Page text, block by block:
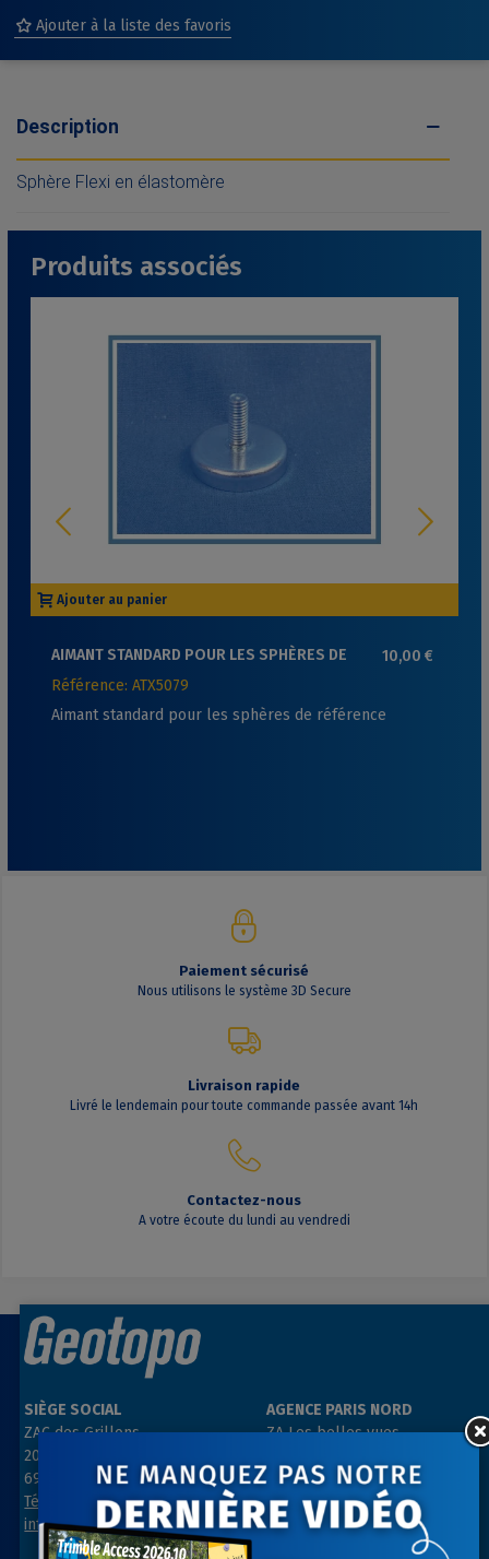
Ajouter à la liste des favoris
Description
Sphère Flexi en élastomère
Produits associés
Ajouter au panier
AIMANT STANDARD POUR LES SPHÈRES DE
RÉFÉRENCE
10,00 €
Référence: ATX5079
Aimant standard pour les sphères de référence
Paiement sécurisé
Nous utilisons le système 3D Secure
Livraison rapide
Livré le lendemain pour toute commande passée avant 14h
Contactez-nous
A votre écoute du lundi au vendredi
SIÈGE SOCIAL
ZAC des Grillons
208, rue de l’Ancienne Distillerie
69400 GLEIZÉ
Tél : 04 74 69 94 00
info@geotopo.fr
AGENCE PARIS NORD
ZA Les belles vues
91290 ARPAJON
Tél : 01 64 55 11 80
contact@geotopo.fr